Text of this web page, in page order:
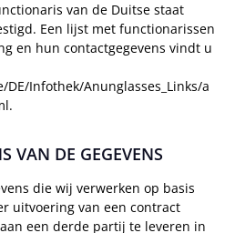
van de Duitse staat
Een lijst met functionarissen
en hun contactgegevens vindt u
Infothek/Anunglasses_Links/a
VAN DE GEGEVENS
die wij verwerken op basis
uitvoering van een contract
een derde partij te leveren in